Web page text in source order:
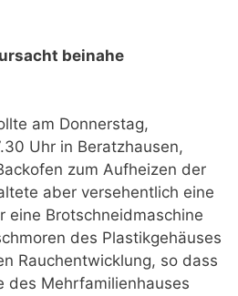
beinahe
am Donnerstag,
Uhr in Beratzhausen,
zum Aufheizen der
aber versehentlich eine
eine Brotschneidmaschine
des Plastikgehäuses
Rauchentwicklung, so dass
des Mehrfamilienhauses